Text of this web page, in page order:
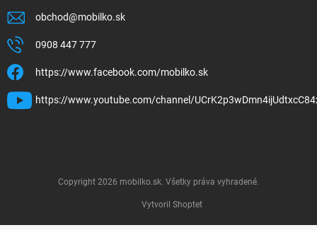
obchod@mobilko.sk
0908 447 777
https://www.facebook.com/mobilko.sk
https://www.youtube.com/channel/
Vytvoril Shoptet
Copyright 2026 mobilko.sk. Všetky práva vyhradené.